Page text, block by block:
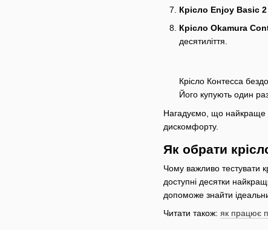
Крісло Enjoy Basic 2
Крісло Okamura
десятиліття.
Крісло Контесса
Його купують один
Нагадуємо, що найкраще -
дискомфорту.
Як обрати
Чому важливо тестувати
доступні десятки
допоможе знайти
Читати також: як працює